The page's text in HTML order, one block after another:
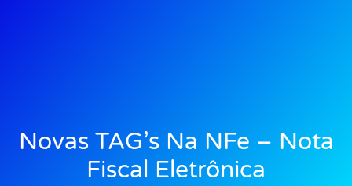
Novas TAG’s Na NFe – Nota
Fiscal Eletrônica